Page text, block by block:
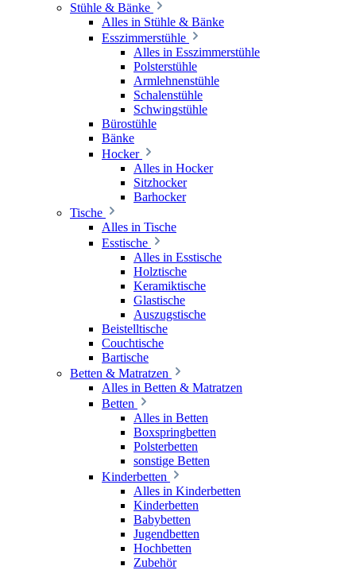
Stühle & Bänke
Alles in Stühle & Bänke
Esszimmerstühle
Alles in Esszimmerstühle
Polsterstühle
Armlehnenstühle
Schalenstühle
Schwingstühle
Bürostühle
Bänke
Hocker
Alles in Hocker
Sitzhocker
Barhocker
Tische
Alles in Tische
Esstische
Alles in Esstische
Holztische
Keramiktische
Glastische
Auszugstische
Beistelltische
Couchtische
Bartische
Betten & Matratzen
Alles in Betten & Matratzen
Betten
Alles in Betten
Boxspringbetten
Polsterbetten
sonstige Betten
Kinderbetten
Alles in Kinderbetten
Kinderbetten
Babybetten
Jugendbetten
Hochbetten
Zubehör